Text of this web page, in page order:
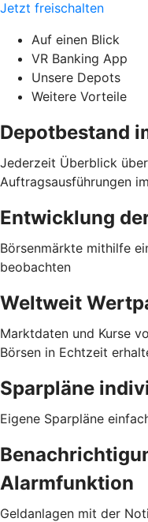
Jetzt freischalten
Auf einen Blick
VR Banking App
Unsere Depots
Weitere Vorteile
Depotbestand
Jederzeit Überblick
Auftragsausführungen
Entwicklung
Börsenmärkte mithilfe
beobachten
Weltweit
Marktdaten und Kurse
Börsen in Echtzeit
Sparpläne
Eigene Sparpläne
Alarmfunktion
Geldanlagen mit der